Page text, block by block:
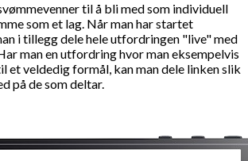
til å bli med som individuell
som et lag. Når man har startet
i tillegg dele hele utfordringen "live" med
man en utfordring hvor man eksempelvis
et veldedig formål, kan man dele linken slik
på de som deltar.